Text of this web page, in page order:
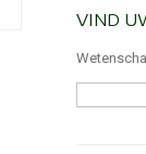
VIND